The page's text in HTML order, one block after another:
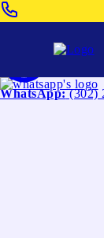
WhatsApp: (302)